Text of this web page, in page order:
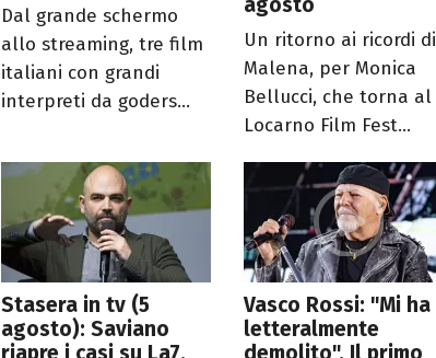
Dal grande schermo
allo streaming, tre film
italiani con grandi
interpreti da goders...
Un ritorno ai ricordi di
Malena, per Monica
Bellucci, che torna al
Locarno Film Fest...
Stasera in tv (5
agosto): Saviano
riapre i casi su La7,
Vasco Rossi: "Mi ha
letteralmente
demolito". Il primo